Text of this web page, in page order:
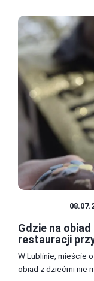
Gdzie na
restauracji
W Lublinie, mieście
obiad z dziećmi nie